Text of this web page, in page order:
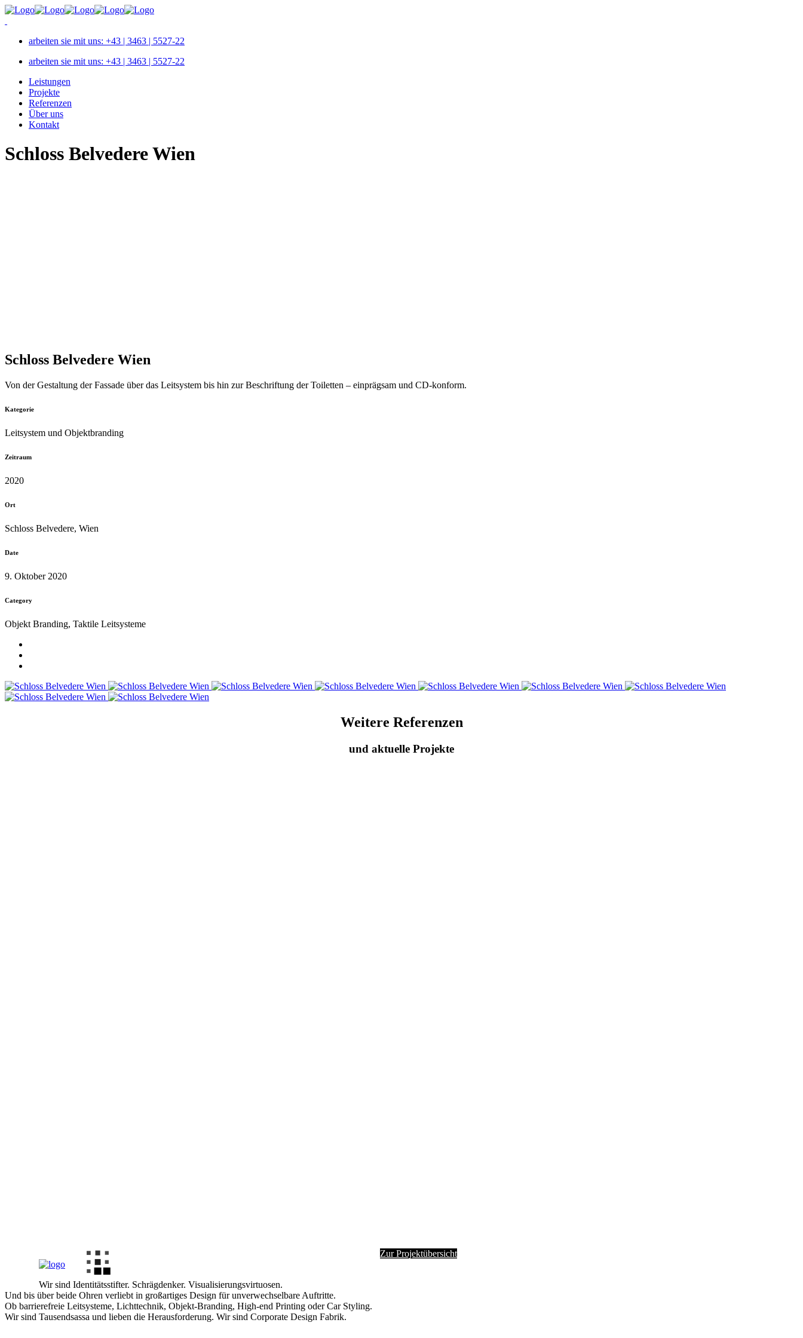
arbeiten sie mit uns: +43 | 3463 | 5527-22
arbeiten sie mit uns: +43 | 3463 | 5527-22
Leistungen
Projekte
Referenzen
Über uns
Kontakt
Schloss Belvedere Wien
Schloss Belvedere Wien
Von der Gestaltung der Fassade über das Leitsystem bis hin zur Beschriftung der Toiletten – einprägsam und CD-konform.
Kategorie
Leitsystem und Objektbranding
Zeitraum
2020
Ort
Schloss Belvedere, Wien
Date
9. Oktober 2020
Category
Objekt Branding, Taktile Leitsysteme
Weitere Referenzen
und aktuelle Projekte
Zur Projektübersicht
Wir sind Identitätsstifter. Schrägdenker. Visualisierungsvirtuosen.
Und bis über beide Ohren verliebt in großartiges Design für unverwechselbare Auftritte.
Ob barrierefreie Leitsysteme, Lichttechnik, Objekt-Branding, High-end Printing oder Car Styling.
Wir sind Tausendsassa und lieben die Herausforderung. Wir sind Corporate Design Fabrik.